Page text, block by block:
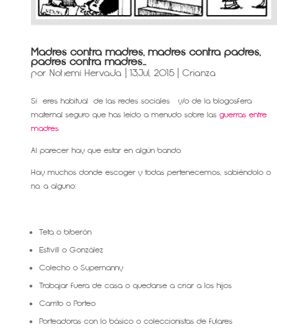
Madres contra madres, madres contra padres,
padres contra madres…
por Nohemí Hervada 13,Jul, 2015| Crianza
Si eres habitual de las redes sociales y/o de la blogosfera
maternal seguro que has leído a menudo sobre las guerras entre
madres.
Al parecer hay que estar en algún bando.
Hay muchos donde escoger y todas pertenecemos, sabiéndolo o
no, a alguno:
Teta o biberón
Estivill o González
Colecho o Supernanny
Trabajar fuera de casa o quedarse a criar a los hijos
Carrito o Porteo
Porteadoras con lo básico o coleccionistas de fulares